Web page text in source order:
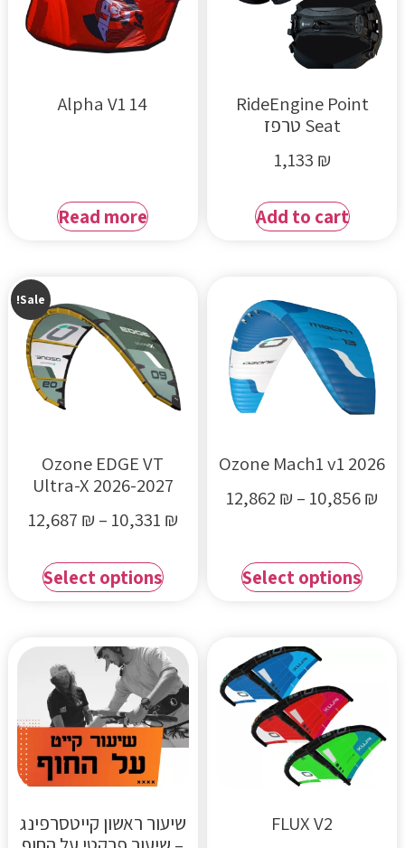
RideEngine Point
Seat טרפז
1,133 ₪
Add to cart
Alpha V1 14
Read more
Ozone Mach1 v1 2026
10,856₪
–
12,862 ₪
Select options
Sale!
Ozone EDGE VT
Ultra-X 2026-2027
10,331 ₪
–
12,687 ₪
Select options
FLUX V2
שיעור ראשון קייטסרפינג